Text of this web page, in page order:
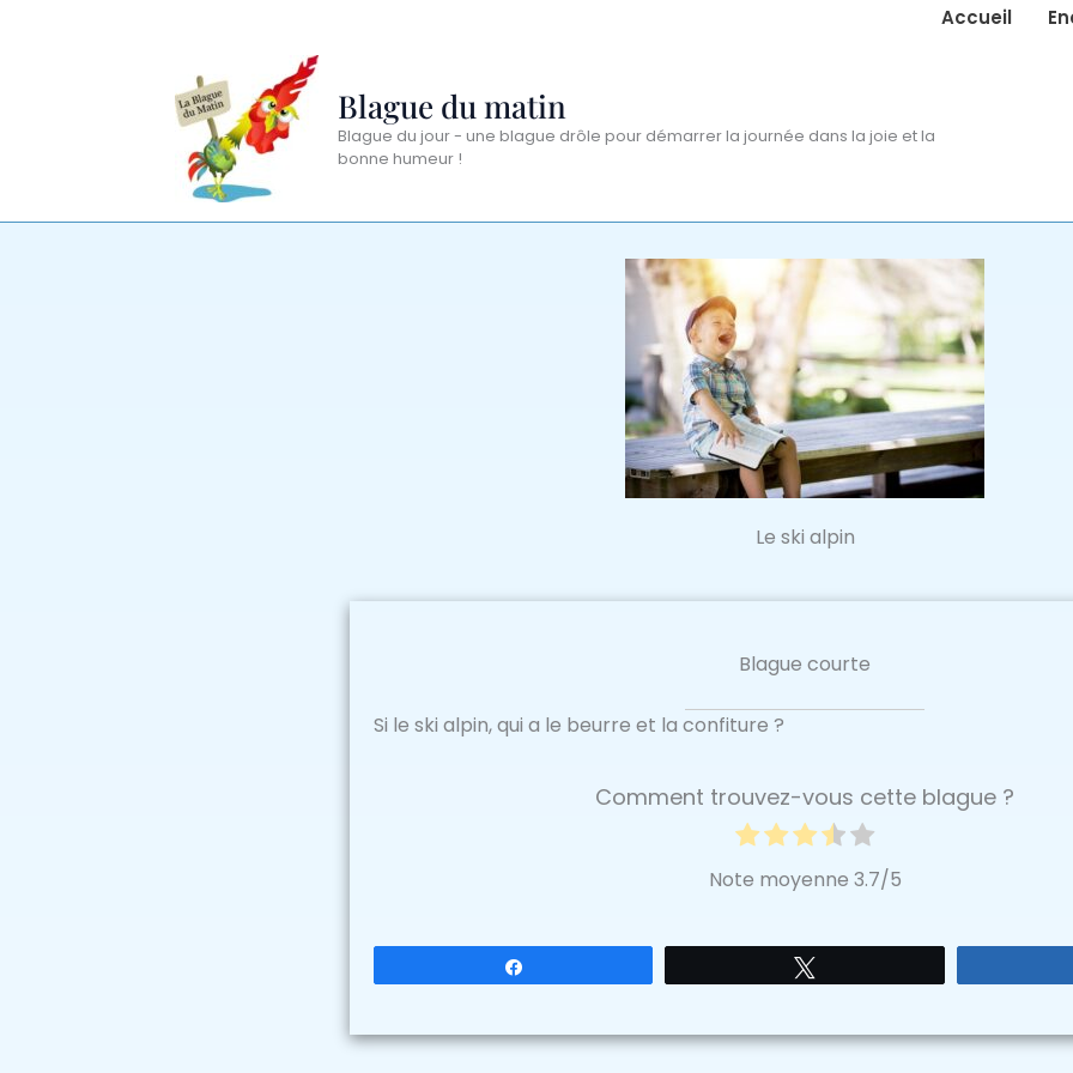
Accueil
Blague du matin
Blague du jour - une blague drôle pour démarrer la journée dans la joie et la
bonne humeur !
Le ski alpin
Blague courte
Si le ski alpin, qui a le beurre et la confiture ?
Comment trouvez-vous cette blague ?
Note moyenne 3.7/5